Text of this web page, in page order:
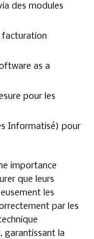
des modules
facturation
as a
pour les
Informatisé) pour
importance
que leurs
les
par les
garantissant la